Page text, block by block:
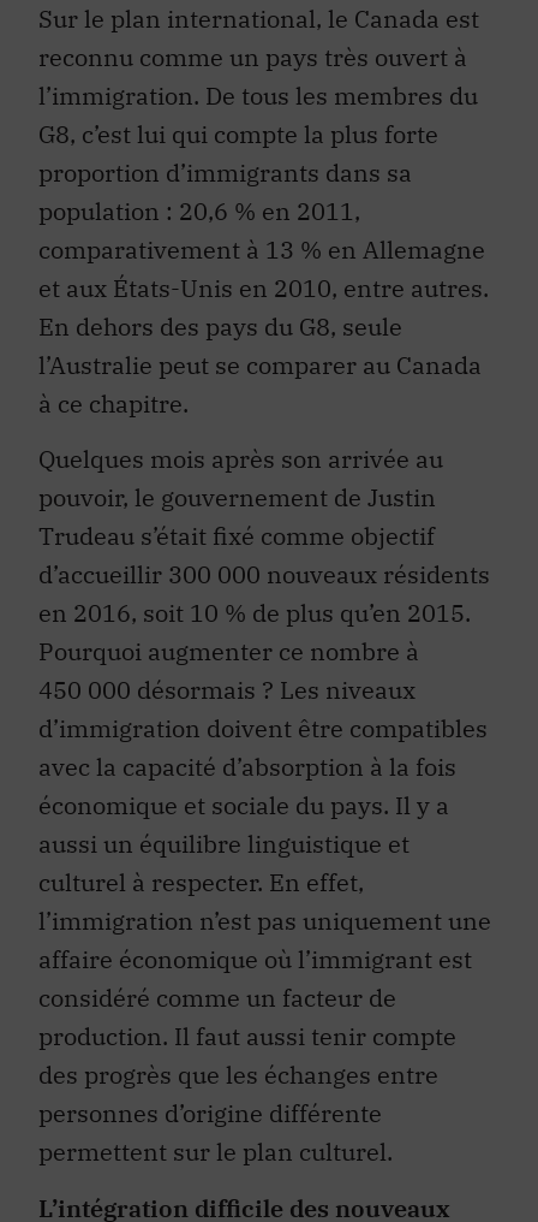
Sur le plan international, le Canada est
reconnu comme un pays très ouvert à
l’immigration. De tous les membres du
G8, c’est lui qui compte la plus forte
proportion d’immigrants dans sa
population : 20,6 % en 2011,
comparativement à 13 % en Allemagne
et aux États-Unis en 2010, entre autres.
En dehors des pays du G8, seule
l’Australie peut se comparer au Canada
à ce chapitre.
Quelques mois après son arrivée au
pouvoir, le gouvernement de Justin
Trudeau s’était fixé comme objectif
d’accueillir 300 000 nouveaux résidents
en 2016, soit 10 % de plus qu’en 2015.
Pourquoi augmenter ce nombre à
450 000 désormais ? Les niveaux
d’immigration doivent être compatibles
avec la capacité d’absorption à la fois
économique et sociale du pays. Il y a
aussi un équilibre linguistique et
culturel à respecter. En effet,
l’immigration n’est pas uniquement une
affaire économique où l’immigrant est
considéré comme un facteur de
production. Il faut aussi tenir compte
des progrès que les échanges entre
personnes d’origine différente
permettent sur le plan culturel.
L’intégration difficile des nouveaux